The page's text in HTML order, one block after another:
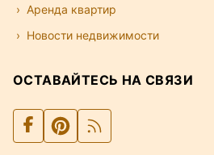
Аренда квартир
Новости недвижимости
ОСТАВАЙТЕСЬ НА СВЯЗИ